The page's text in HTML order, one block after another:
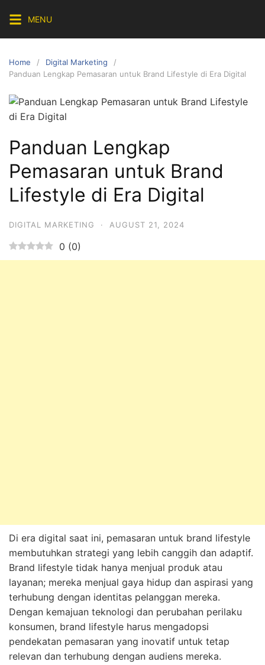
content
MENU
Home
Digital Marketing
Panduan Lengkap Pemasaran untuk Brand Lifestyle di Era Digital
Panduan Lengkap
Pemasaran untuk Brand
Lifestyle di Era Digital
DIGITAL MARKETING · AUGUST 21, 2024
0 (0)
Di era digital saat ini, pemasaran untuk brand lifestyle
membutuhkan strategi yang lebih canggih dan adaptif.
Brand lifestyle tidak hanya menjual produk atau
layanan; mereka menjual gaya hidup dan aspirasi yang
terhubung dengan identitas pelanggan mereka.
Dengan kemajuan teknologi dan perubahan perilaku
konsumen, brand lifestyle harus mengadopsi
pendekatan pemasaran yang inovatif untuk tetap
relevan dan terhubung dengan audiens mereka.